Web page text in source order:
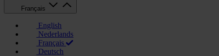
Français
English
Nederlands
Français
Deutsch